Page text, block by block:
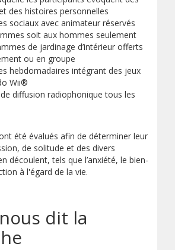
des histoires personnelles
sociaux avec animateur réservés
soit aux hommes seulement
de jardinage d’intérieur offerts
ou en groupe
hebdomadaires intégrant des jeux
Wii®
diffusion radiophonique tous les
été évalués afin de déterminer leur
de solitude et des divers
découlent, tels que l’anxiété, le bien-
à l'égard de la vie.
dit la